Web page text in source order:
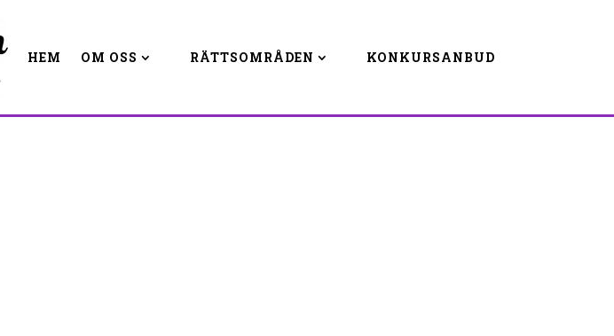
HEM OM OSS RÄTTSOMRÅDEN KONKURSANBUD